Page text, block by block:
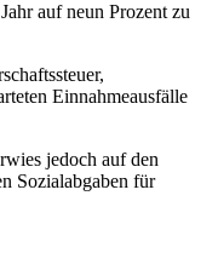
auf neun Prozent zu
Einnahmeausfälle
jedoch auf den
Sozialabgaben für